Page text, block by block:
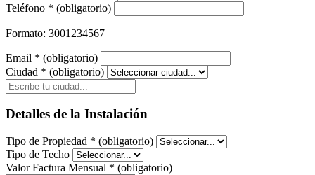
Teléfono * (obligatorio)
Formato: 3001234567
Email * (obligatorio)
Ciudad * (obligatorio)
Detalles de la Instalación
Tipo de Propiedad * (obligatorio)
Tipo de Techo
Valor Factura Mensual * (obligatorio)